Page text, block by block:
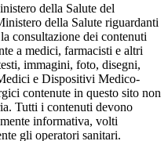
della Salute del
della Salute riguardanti
consultazione dei contenuti
a medici, farmacisti e altri
immagini, foto, disegni,
e Dispositivi Medico-
contenute in questo sito non
Tutti i contenuti devono
informativa, volti
gli operatori sanitari.